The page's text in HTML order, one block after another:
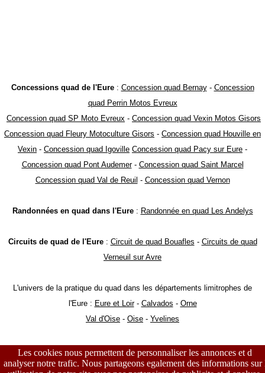
Concessions quad de l'Eure: Concession quad Bernay- Concession
quad Perrin Motos Evreux
Concession quad SP Moto Evreux - Concession quad Vexin Motos Gisors
Concession quad Fleury Motoculture Gisors - Concession quad Houville en
Vexin - Concession quad Igoville Concession quad Pacy sur Eure -
Concession quad Pont Audemer- Concession quad Saint Marcel
Concession quad Val de Reuil - Concession quad Vernon
Randonnées en quad dans l'Eure: Randonnée en quad Les Andelys
Circuits de quad de l'Eure: Circuit de quad Bouafles - Circuits de quad
Verneuil sur Avre
L'univers de la pratique du quad dans les départements limitrophes de
l'Eure : Eure et Loir- Calvados - Orne
Val d'Oise - Oise - Yvelines
Les cookies nous permettent de personnaliser les annonces et d
analyser notre trafic. Nous partageons egalement des informations sur